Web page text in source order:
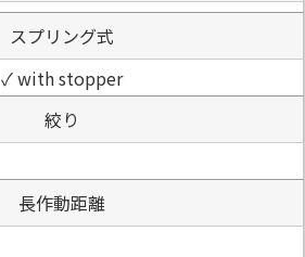
スプリング式
✓ with stopper
絞り
長作動距離